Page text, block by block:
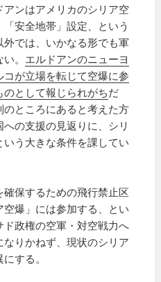
ンはアメリカのシリア空
安全地帯」設定、という
外では、いかなる形でも軍
。 エルドアンのニューヨ
が立場を転じて空爆に参
として報じられがちだ
ところにあると考えた方
の支援の見返りに、シリ
う大きな条件を課してい
確保するための飛行禁止区
爆」には参加する、とい
政権の空軍・対空戦力へ
りかねず、現状のシリア
する。